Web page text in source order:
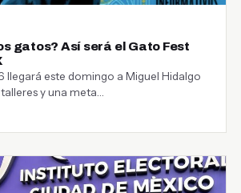
gatos? Así será el Gato Fest
llegará este domingo a Miguel Hidalgo
y una meta…